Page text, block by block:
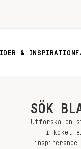
& INSPIRATION
SÖK
Utforska en
i köket